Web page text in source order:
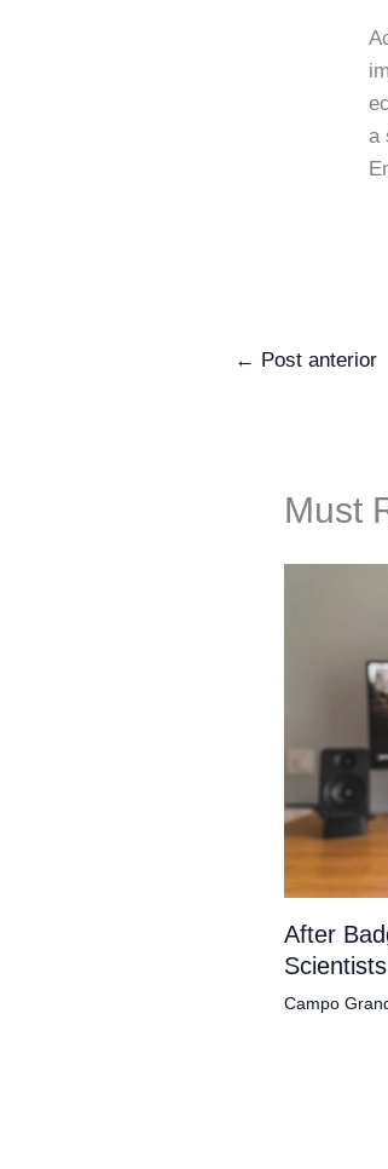
a
← Post anterior
Must
After
Campo